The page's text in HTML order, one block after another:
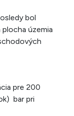
bol
územia
pre 200
bar pri